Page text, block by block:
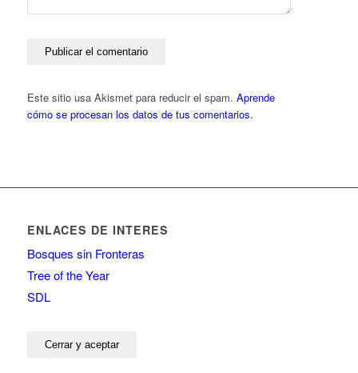
Este sitio usa Akismet para reducir el spam. Aprende
cómo se procesan los datos de tus comentarios.
ENLACES DE INTERES
Bosques sin Fronteras
Tree of the Year
SDL